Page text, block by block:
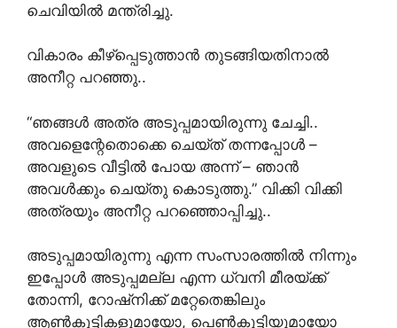
ചെവിയിൽ മന്ത്രിച്ചു.
വികാരം കീഴ്‌പ്പെടുത്താൻ തുടങ്ങിയതിനാൽ
അനീറ്റ പറഞ്ഞു..
“ഞങ്ങൾ അത്ര അടുപ്പമായിരുന്നു ചേച്ചി..
അവളെന്റേതൊക്കെ ചെയ്ത് തന്നപ്പോൾ –
അവളുടെ വീട്ടിൽ പോയ അന്ന് – ഞാൻ
അവൾക്കും ചെയ്തു കൊടുത്തു.” വിക്കി വിക്കി
അത്രയും അനീറ്റ പറഞ്ഞൊപ്പിച്ചു..
അടുപ്പമായിരുന്നു എന്ന സംസാരത്തിൽ നിന്നും
ഇപ്പോൾ അടുപ്പമല്ല എന്ന ധ്വനി മീരയ്ക്ക്
തോന്നി, റോഷ്‌നിക്ക് മറ്റേതെങ്കിലും
ആൺകുട്ടികളുമായോ, പെൺകുട്ടിയുമായോ